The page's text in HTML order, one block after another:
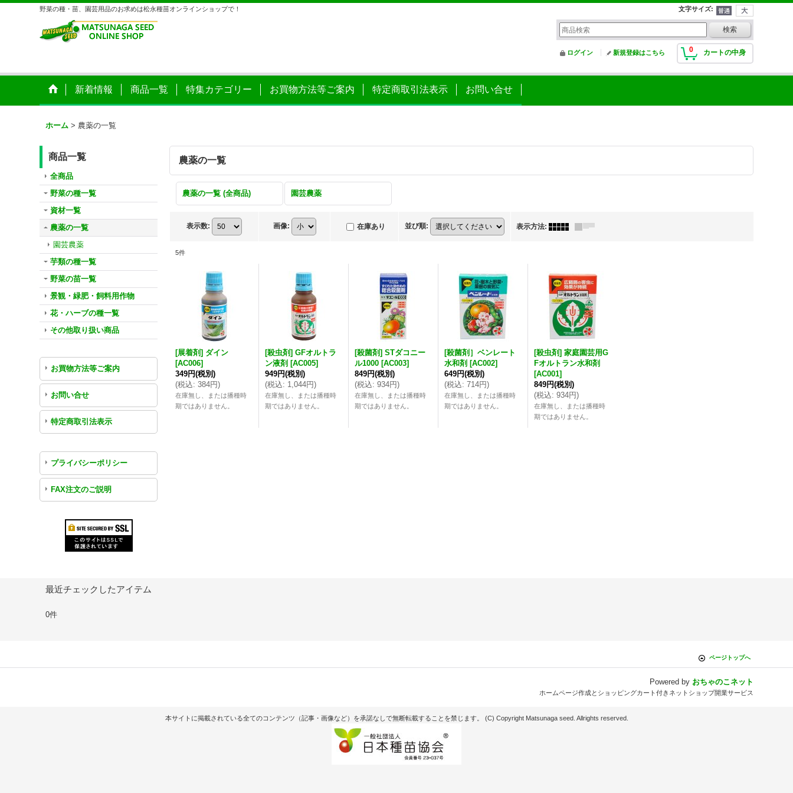
野菜の種・苗、園芸用品のお求めは松永種苗オンラインショップで！ 文字サイズ:
0 カートの中身
ログイン 新規登録はこちら
新着情報 商品一覧 特集カテゴリー お買物方法等ご案内 特定商取引法表示 お問い合せ
ホーム > 農薬の一覧
商品一覧
全商品
野菜の種一覧
資材一覧
農薬の一覧
園芸農薬
芋類の種一覧
野菜の苗一覧
景観・緑肥・飼料用作物
花・ハーブの種一覧
その他取り扱い商品
お買物方法等ご案内
お問い合せ
特定商取引法表示
プライバシーポリシー
FAX注文のご説明
農薬の一覧
農薬の一覧 (全商品) 園芸農薬
表示数: 画像: 在庫あり 並び順: 表示方法:
5件
[展着剤] ダイン
[AC006]
349円(税別)
(税込: 384円)
在庫無し、または播種時
期ではありません。
[殺虫剤] GFオルトラ
ン液剤 [AC005]
949円(税別)
(税込: 1,044円)
在庫無し、または播種時
期ではありません。
[殺菌剤] STダコニー
ル1000 [AC003]
849円(税別)
(税込: 934円)
在庫無し、または播種時
期ではありません。
[殺菌剤］ベンレート
水和剤 [AC002]
649円(税別)
(税込: 714円)
在庫無し、または播種時
期ではありません。
[殺虫剤] 家庭園芸用G
Fオルトラン水和剤
[AC001]
849円(税別)
(税込: 934円)
在庫無し、または播種時
期ではありません。
最近チェックしたアイテム
0件
ページトップへ
Powered by おちゃのこネット
ホームページ作成とショッピングカート付きネットショップ開業サービス
本サイトに掲載されている全てのコンテンツ（記事・画像など）を承諾なしで無断転載することを禁じます。 (C) Copyright Matsunaga seed. Allrights reserved.